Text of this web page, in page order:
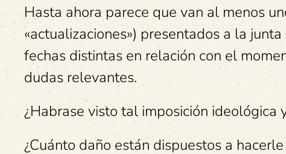
Hasta ahora parece que van al menos
«actualizaciones») presentados a la
fechas distintas en relación con el
dudas relevantes.
¿Habrase visto tal imposición
¿Cuánto daño están dispuestos a